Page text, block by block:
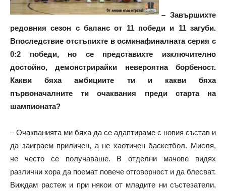
– Завършихте
редовния сезон с баланс от 11 победи и 11 загуби.
Впоследствие отстъпихте в осминафиналната серия с
0:2 победи, но се представихте изключително
достойно, демонстрирайки невероятна борбеност.
Какви бяха амбициите ти и какви бяха
първоначалните ти очаквания преди старта на
шампионата?
– Очакванията ми бяха да се адаптираме с новия състав и
да заиграем приличен, а не хаотичен баскетбол. Мисля,
че често се получаваше. В отделни мачове видях
различни хора да поемат повече отговорност и да блесват.
Виждам растеж и при някои от младите ни състезатели,